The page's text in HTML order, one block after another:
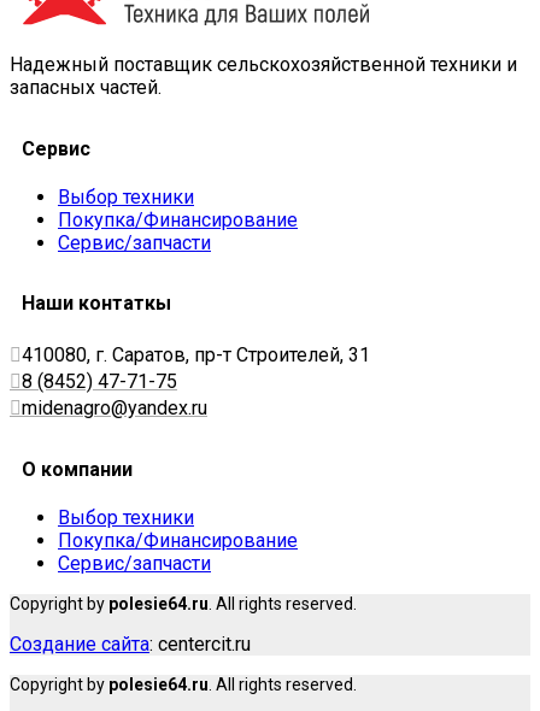
Надежный поставщик сельскохозяйственной техники и
запасных частей.
Сервис
Выбор техники
Покупка/Финансирование
Сервис/запчасти
Наши контаткы
410080, г. Саратов, пр-т Строителей, 31
8 (8452) 47-71-75
midenagro@yandex.ru
О компании
Выбор техники
Покупка/Финансирование
Сервис/запчасти
Copyright by polesie64.ru . All rights reserved.
Создание сайта: centercit.ru
Copyright by polesie64.ru . All rights reserved.